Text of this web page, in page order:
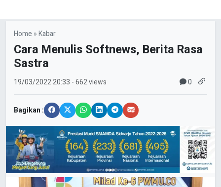
Home »Kabar
Cara Menulis Softnews, Berita Rasa
Sastra
19/03/202220:33 - 662 views 0
Bagikan :